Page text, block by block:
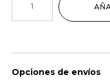
Opciones de envíos